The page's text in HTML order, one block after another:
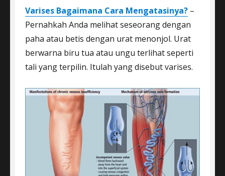
Varises Bagaimana Cara Mengatasinya? –
Pernahkah Anda melihat seseorang dengan
paha atau betis dengan urat menonjol. Urat
berwarna biru tua atau ungu terlihat seperti
tali yang terpilin. Itulah yang disebut varises.